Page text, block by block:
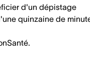
d'un dépistage
quinzaine de